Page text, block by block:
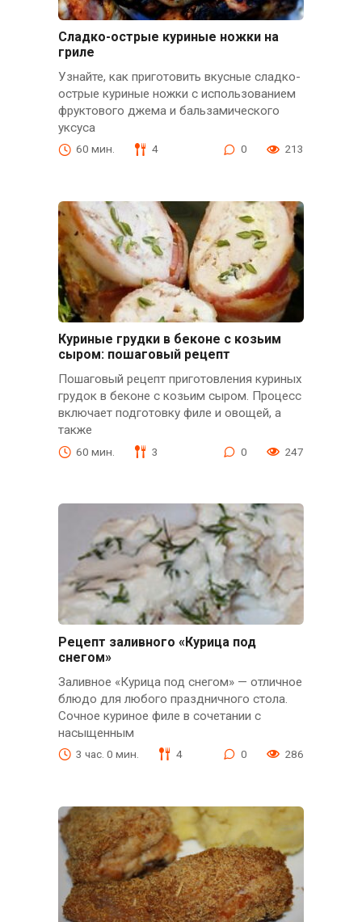
Сладко-острые куриные ножки на
гриле
Узнайте, как приготовить вкусные сладко-
острые куриные ножки с использованием
фруктового джема и бальзамического
уксуса
60 мин. 4 0 213
Куриные грудки в беконе с козьим
сыром: пошаговый рецепт
Пошаговый рецепт приготовления куриных
грудок в беконе с козьим сыром. Процесс
включает подготовку филе и овощей, а
также
60 мин. 3 0 247
Рецепт заливного «Курица под
снегом»
Заливное «Курица под снегом» — отличное
блюдо для любого праздничного стола.
Сочное куриное филе в сочетании с
насыщенным
3 час. 0 мин. 4 0 286